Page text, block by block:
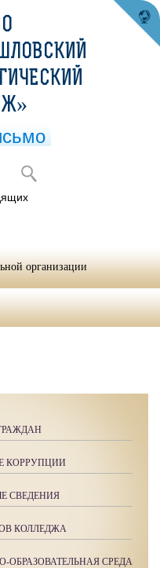
2015.pdf
КОРРУПЦИИ
СВЕДЕНИЯ
КОЛЛЕДЖА
СРЕДА
организации